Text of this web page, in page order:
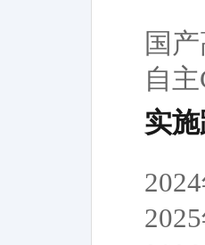
国
自
实